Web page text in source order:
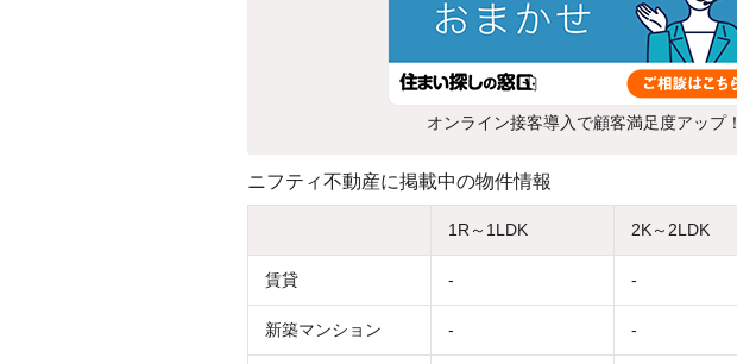
オンライン接客導入で顧客満足度アップ！
ニフティ不動産に掲載中の物件情報
1R～1LDK 2K～2LDK
賃貸 - -
新築マンション - -